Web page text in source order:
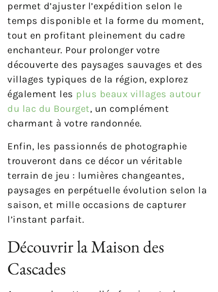
permet d’ajuster l’expédition selon le
temps disponible et la forme du moment,
tout en profitant pleinement du cadre
enchanteur. Pour prolonger votre
découverte des paysages sauvages et des
villages typiques de la région, explorez
également les plus beaux villages autour
du lac du Bourget, un complément
charmant à votre randonnée.
Enfin, les passionnés de photographie
trouveront dans ce décor un véritable
terrain de jeu : lumières changeantes,
paysages en perpétuelle évolution selon la
saison, et mille occasions de capturer
l’instant parfait.
Découvrir la Maison des
Cascades